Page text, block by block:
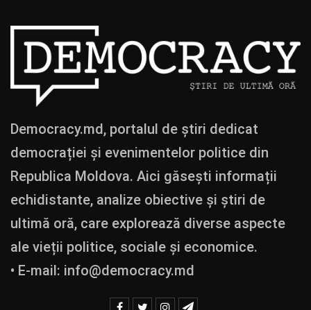
Democracy.md, portalul de știri dedicat
democrației și evenimentelor politice din
Republica Moldova. Aici găsești informații
echidistante, analize obiective și știri de
ultimă oră, care explorează diverse aspecte
ale vieții politice, sociale și economice.
• E-mail: info@democracy.md